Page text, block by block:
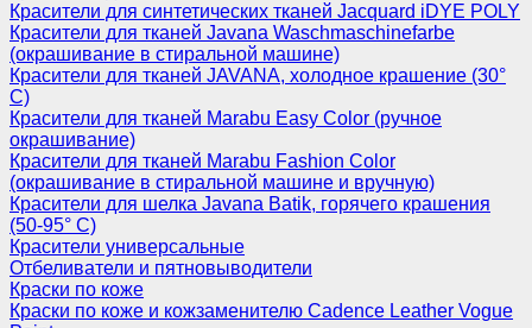
Красители для синтетических тканей Jacquard iDYE POLY
Красители для тканей Javana Waschmaschinefarbe
(окрашивание в стиральной машине)
Красители для тканей JAVANA, холодное крашение (30°
С)
Красители для тканей Marabu Easy Color (ручное
окрашивание)
Красители для тканей Marabu Fashion Color
(окрашивание в стиральной машине и вручную)
Красители для шелка Javana Batik, горячего крашения
(50-95° С)
Красители универсальные
Отбеливатели и пятновыводители
Краски по коже
Краски по коже и кожзаменителю Cadence Leather Vogue